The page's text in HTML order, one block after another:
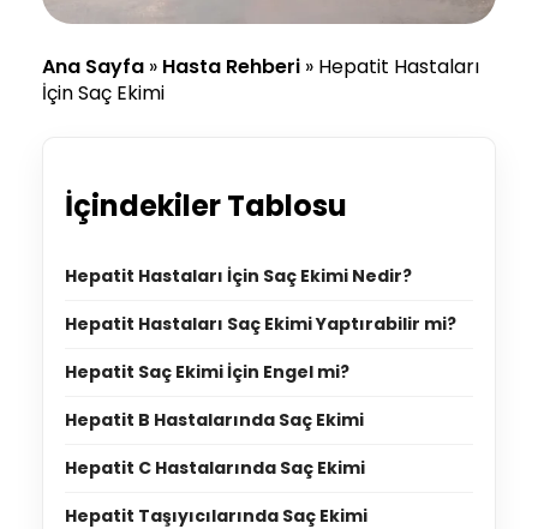
Ana Sayfa » Hasta Rehberi » Hepatit Hastaları
İçin Saç Ekimi
İçindekiler Tablosu
Hepatit Hastaları İçin Saç Ekimi Nedir?
Hepatit Hastaları Saç Ekimi Yaptırabilir mi?
Hepatit Saç Ekimi İçin Engel mi?
Hepatit B Hastalarında Saç Ekimi
Hepatit C Hastalarında Saç Ekimi
Hepatit Taşıyıcılarında Saç Ekimi